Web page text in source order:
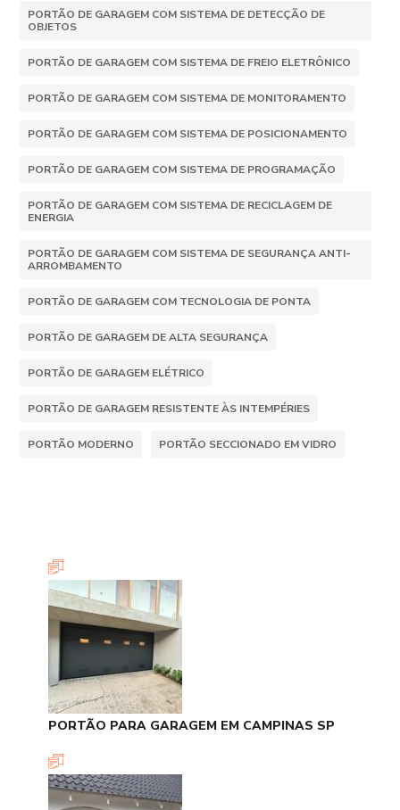
PORTÃO DE GARAGEM COM SISTEMA DE DETECÇÃO DE
OBJETOS
PORTÃO DE GARAGEM COM SISTEMA DE FREIO ELETRÔNICO
PORTÃO DE GARAGEM COM SISTEMA DE MONITORAMENTO
PORTÃO DE GARAGEM COM SISTEMA DE POSICIONAMENTO
PORTÃO DE GARAGEM COM SISTEMA DE PROGRAMAÇÃO
PORTÃO DE GARAGEM COM SISTEMA DE RECICLAGEM DE
ENERGIA
PORTÃO DE GARAGEM COM SISTEMA DE SEGURANÇA ANTI-
ARROMBAMENTO
PORTÃO DE GARAGEM COM TECNOLOGIA DE PONTA
PORTÃO DE GARAGEM DE ALTA SEGURANÇA
PORTÃO DE GARAGEM ELÉTRICO
PORTÃO DE GARAGEM RESISTENTE ÀS INTEMPÉRIES
PORTÃO MODERNO PORTÃO SECCIONADO EM VIDRO
PORTÃO PARA GARAGEM EM CAMPINAS SP